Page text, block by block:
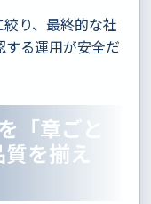
り、最終的な社
る運用が安全だ
章ごと
を揃え